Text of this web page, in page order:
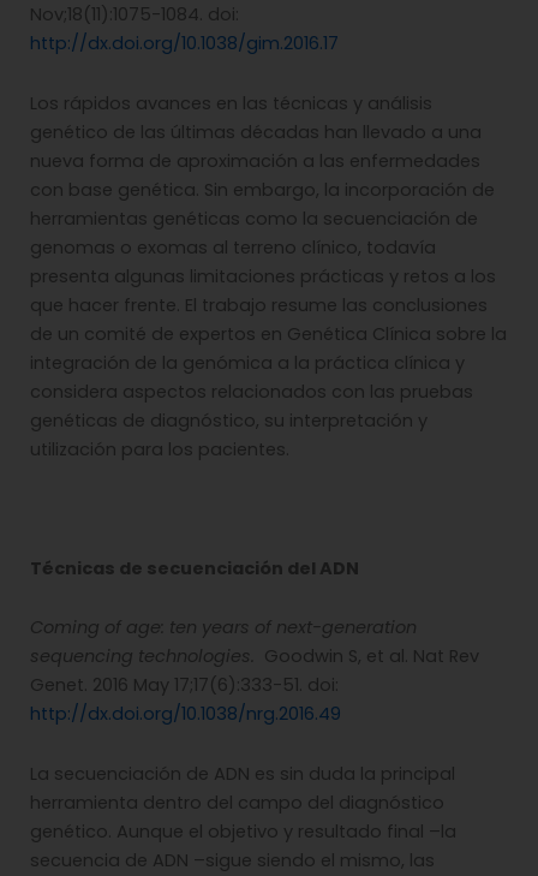
Nov;18(11):1075-1084. doi:
http://dx.doi.org/10.1038/gim.2016.17
Los rápidos avances en las técnicas y análisis
genético de las últimas décadas han llevado a una
nueva forma de aproximación a las enfermedades
con base genética. Sin embargo, la incorporación de
herramientas genéticas como la secuenciación de
genomas o exomas al terreno clínico, todavía
presenta algunas limitaciones prácticas y retos a los
que hacer frente. El trabajo resume las conclusiones
de un comité de expertos en Genética Clínica sobre la
integración de la genómica a la práctica clínica y
considera aspectos relacionados con las pruebas
genéticas de diagnóstico, su interpretación y
utilización para los pacientes.
Técnicas de secuenciación del ADN
Coming of age: ten years of next-generation
sequencing technologies.
Goodwin S, et al. Nat Rev
Genet. 2016 May 17;17(6):333-51. doi:
http://dx.doi.org/10.1038/nrg.2016.49
La secuenciación de ADN es sin duda la principal
herramienta dentro del campo del diagnóstico
genético. Aunque el objetivo y resultado final –la
secuencia de ADN –sigue siendo el mismo, las